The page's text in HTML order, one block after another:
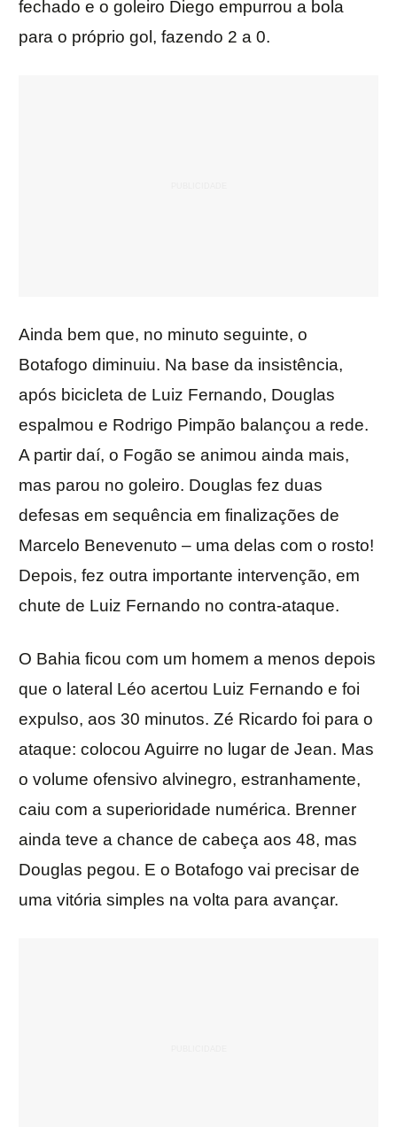
fechado e o goleiro Diego empurrou a bola
para o próprio gol, fazendo 2 a 0.
Ainda bem que, no minuto seguinte, o
Botafogo diminuiu. Na base da insistência,
após bicicleta de Luiz Fernando, Douglas
espalmou e Rodrigo Pimpão balançou a rede.
A partir daí, o Fogão se animou ainda mais,
mas parou no goleiro. Douglas fez duas
defesas em sequência em finalizações de
Marcelo Benevenuto – uma delas com o rosto!
Depois, fez outra importante intervenção, em
chute de Luiz Fernando no contra-ataque.
O Bahia ficou com um homem a menos depois
que o lateral Léo acertou Luiz Fernando e foi
expulso, aos 30 minutos. Zé Ricardo foi para o
ataque: colocou Aguirre no lugar de Jean. Mas
o volume ofensivo alvinegro, estranhamente,
caiu com a superioridade numérica. Brenner
ainda teve a chance de cabeça aos 48, mas
Douglas pegou. E o Botafogo vai precisar de
uma vitória simples na volta para avançar.